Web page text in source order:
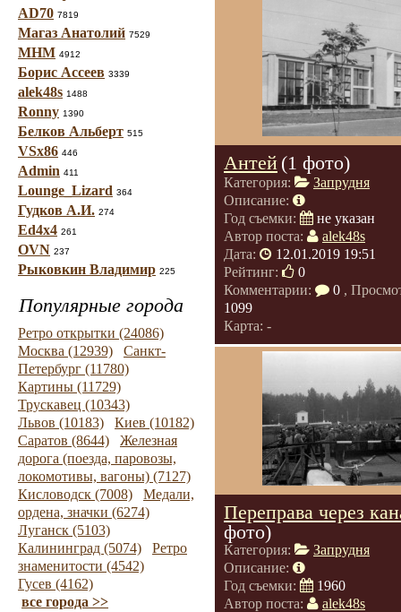
AD70 7819
Магаз Анатолий 7529
МНМ 4912
Борис Ассеев 3339
alek48s 1488
Ronny 1390
Белков Альберт 515
VSx86 446
Admin 411
Lounge_Lizard 364
Гудков А.И. 274
Ed4x4 261
OVN 237
Рыковкин Владимир 225
Популярные города
Ретро открытки (24086)
Москва (12939)
Санкт-
Петербург (11780)
Картины (11729)
Трускавец (10343)
Львов (10183)
Киев (10182)
Саратов (8644)
Железная
дорога (поезда, паровозы,
локомотивы, вагоны) (7127)
Кисловодск (7008)
Медали,
ордена, значки (6274)
Луганск (5103)
Калининград (5074)
Ретро
знаменитости (4542)
Гусев (4162)
все города >>
Антей (1 фото)
Категория:
Запрудня
Описание:
Год съемки:
не указан
Автор поста:
alek48s
Дата:
12.01.2019 19:51
Рейтинг:
0
Комментарии:
0 ,
1099
Карта: -
Переправа через
фото)
Категория:
Запрудня
Описание:
Год съемки:
1960
Автор поста:
alek48s